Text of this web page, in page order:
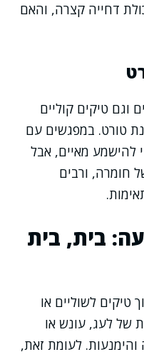
דחייה קצרה, והאם
וגם טיקים קוליים
טורט. במפגשים עם
להישמע מאיים, אבל
חומרה, ורבים
בית, בית
טיקים לשוליים או
של לעג, עונש או
לעומת זאת,